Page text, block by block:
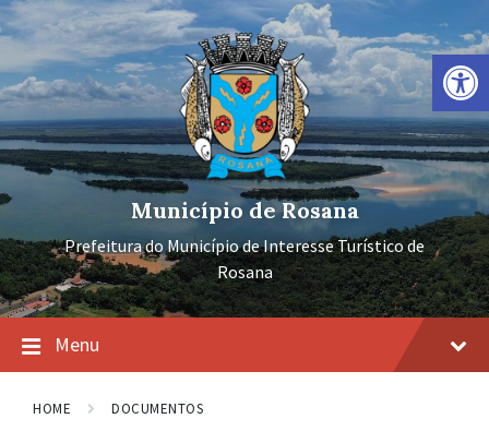
Barra de Ferramentas Aberta
Ir
para
conteúdo
Pular
para
navegação
principal
Pular
para
rodapé
Município de Rosana
Prefeitura do Município de Interesse Turístico de
Rosana
Menu
HOME DOCUMENTOS